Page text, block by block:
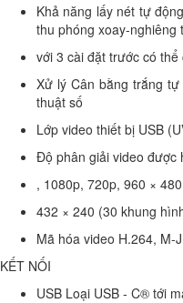
Khả năng lấy nét tự
thu phóng xoay-nghiêng
với 3 cài đặt trước có
Xử lý Cân bằng trắng
thuật số
Lớp video thiết bị USB
Độ phân giải video được
, 1080p, 720p, 960 ×
432 × 240 (30 khung
Mã hóa video H.264, M-
KẾT NỐI
USB Loại USB ‑ C® tới